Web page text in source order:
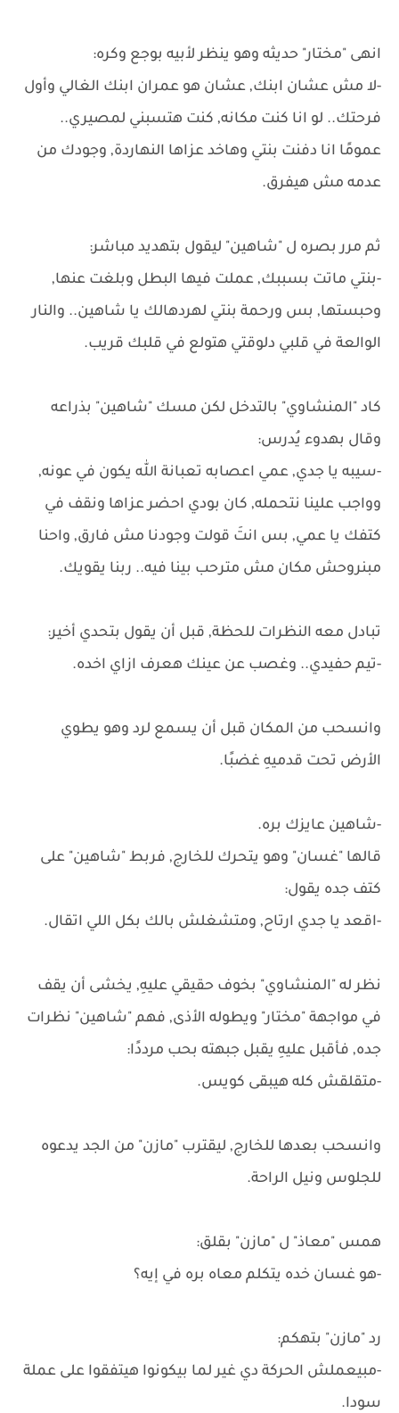
انهى "مختار" حديثه وهو ينظر لأبيه بوجع وكره:
-لا مش عشان ابنك, عشان هو عمران ابنك الغالي وأول
فرحتك.. لو انا كنت مكانه, كنت هتسبني لمصيري..
عمومًا انا دفنت بنتي وهاخد عزاها النهاردة, وجودك من
عدمه مش هيفرق.
ثم مرر بصره ل "شاهين" ليقول بتهديد مباشر:
-بنتي ماتت بسببك, عملت فيها البطل وبلغت عنها,
وحبستها, بس ورحمة بنتي لهردهالك يا شاهين.. والنار
الوالعة في قلبي دلوقتي هتولع في قلبك قريب.
كاد "المنشاوي" بالتدخل لكن مسك "شاهين" بذراعه
وقال بهدوء يُدرس:
-سيبه يا جدي, عمي اعصابه تعبانة الله يكون في عونه,
وواجب علينا نتحمله, كان بودي احضر عزاها ونقف في
كتفك يا عمي, بس انتَ قولت وجودنا مش فارق, واحنا
مبنروحش مكان مش مترحب بينا فيه.. ربنا يقويك.
تبادل معه النظرات للحظة, قبل أن يقول بتحدي أخير:
-تيم حفيدي.. وغصب عن عينك هعرف ازاي اخده.
وانسحب من المكان قبل أن يسمع لرد وهو يطوي
الأرض تحت قدميهِ غضبًا.
-شاهين عايزك بره.
قالها "غسان" وهو يتحرك للخارج, فربط "شاهين" على
كتف جده يقول:
-اقعد يا جدي ارتاح, ومتشغلش بالك بكل اللي اتقال.
نظر له "المنشاوي" بخوف حقيقي عليهِ, يخشى أن يقف
في مواجهة "مختار" ويطوله الأذى, فهم "شاهين" نظرات
جده, فأقبل عليهِ يقبل جبهته بحب مرددًا:
-متقلقش كله هيبقى كويس.
وانسحب بعدها للخارج, ليقترب "مازن" من الجد يدعوه
للجلوس ونيل الراحة.
همس "معاذ" ل "مازن" بقلق:
-هو غسان خده يتكلم معاه بره في إيه؟
رد "مازن" بتهكم:
-مبيعملش الحركة دي غير لما بيكونوا هيتفقوا على عملة
سودا.